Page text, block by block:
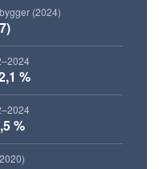
(2024)
%
%